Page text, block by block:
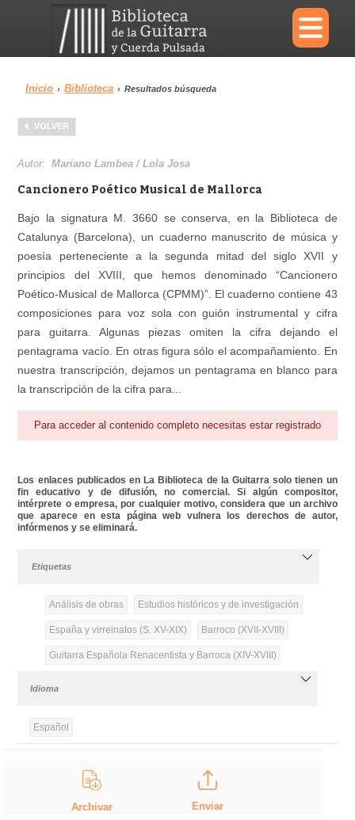
×
Menu
Biblioteca
Área personal Reproductor
Inicio › Biblioteca › Resultados búsqueda
VOLVER
Autor:Mariano Lambea / Lola Josa
Cancionero Poético Musical de Mallorca
Bajo la signatura M. 3660 se conserva, en la Biblioteca de
Catalunya (Barcelona), un cuaderno manuscrito de música y
poesía perteneciente a la segunda mitad del siglo XVII y
principios del XVIII, que hemos denominado “Cancionero
Poético-Musical de Mallorca (CPMM)”. El cuaderno contiene 43
composiciones para voz sola con guión instrumental y cifra
para guitarra. Algunas piezas omiten la cifra dejando el
pentagrama vacío. En otras figura sólo el acompañamiento. En
nuestra transcripción, dejamos un pentagrama en blanco para
la transcripción de la cifra para...
Para acceder al contenido completo necesitas estar registrado
Los enlaces publicados en La Biblioteca de la Guitarra solo tienen un
fin educativo y de difusión, no comercial. Si algún compositor,
intérprete o empresa, por cualquier motivo, considera que un archivo
que aparece en esta página web vulnera los derechos de autor,
infórmenos y se eliminará.
Etiquetas
Análisis de obras Estudios históricos y de investigación
España y virreinatos (S. XV-XIX) Barroco (XVII-XVIII)
Guitarra Española Renacentista y Barroca (XIV-XVIII)
Idioma
Español
Archivar Enviar